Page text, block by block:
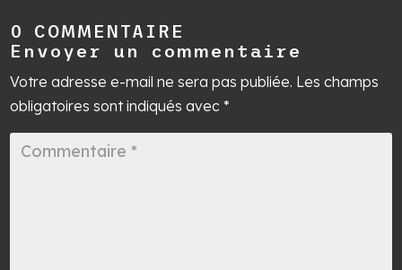
0 COMMENTAIRE
Envoyer un commentaire
Votre adresse e-mail ne sera pas publiée. Les champs
obligatoires sont indiqués avec *